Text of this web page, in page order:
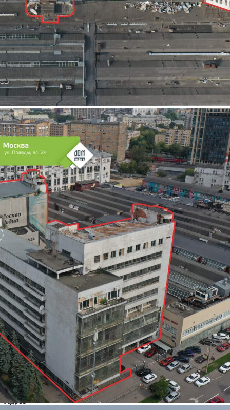
Продажа
100851 - Г. МОСКВА,
ПРАВДЫ УЛИЦА, Д.24
Москва / Московская обл
Получить контакты Посмотреть на карте
Конкурс по продаже помещения, находящегося по адресу:
(Москва, ул. Правды, вл. 24) Общая площадь: 19455.5 м Дата
окончания приема заявок: 24.10.2022 17: 30: 00 Дата
проведения торгов: 28.10.2022 12: 00: 00 Кадастровые номера:
77: 09: 0004021: 3150, 77: 09: 0004021: 3151, 77: 09: 0004021:
3152, 77: 09...
666 (+)
Навигация
Характеристики
О помещении
Где находится
Контакты
Другие объявления
Характеристики помещения
№ объявления
100851
Дата размещения
24.10.2022
Город
Москва
Адрес